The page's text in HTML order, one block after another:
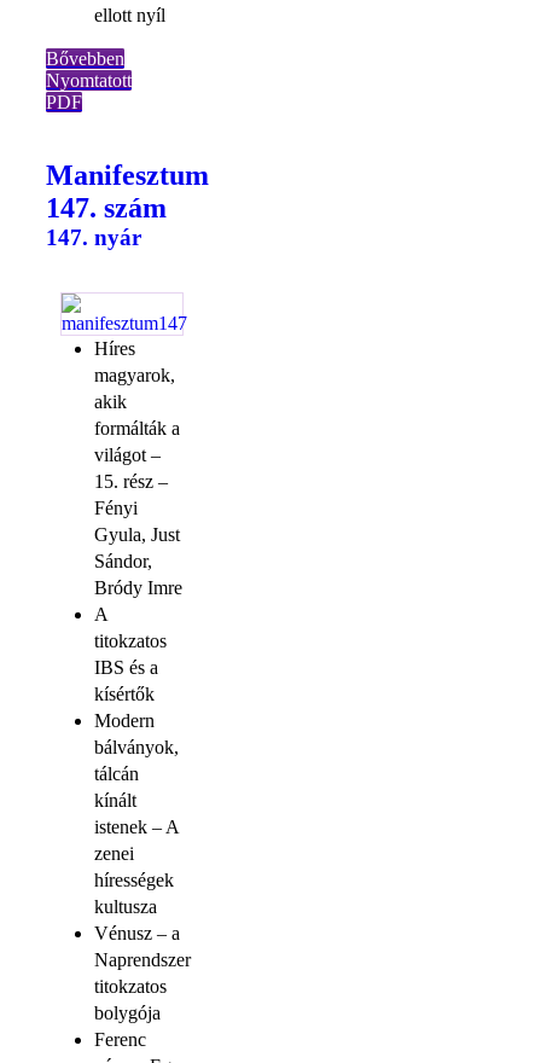
ellott nyíl
Bővebben
Nyomtatott
PDF
Manifesztum
147. szám
147. nyár
Híres
magyarok,
akik
formálták a
világot –
15. rész –
Fényi
Gyula, Just
Sándor,
Bródy Imre
A
titokzatos
IBS és a
kísértők
Modern
bálványok,
tálcán
kínált
istenek – A
zenei
hírességek
kultusza
Vénusz – a
Naprendszer
titokzatos
bolygója
Ferenc